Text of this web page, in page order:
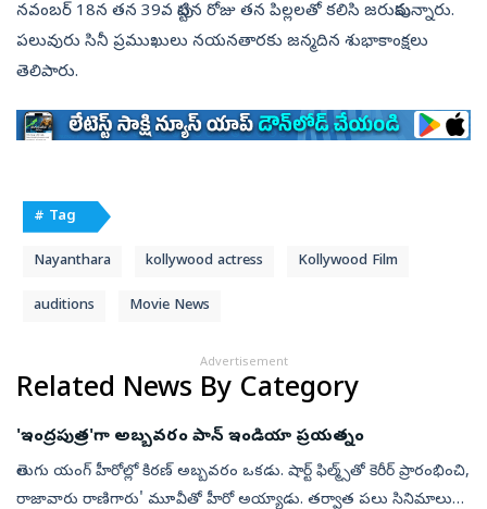
నవంబర్ 18న తన 39వ పుట్టిన రోజు తన పిల్లలతో కలిసి జరుపుకున్నారు.
పలువురు సినీ ప్రముఖులు నయనతారకు జన్మదిన శుభాకాంక్షలు
తెలిపారు.
# Tag
Nayanthara kollywood actress Kollywood Film
auditions Movie News
Advertisement
Related News By Category
'ఇంద్రపుత్ర'గా అబ్బవరం పాన్ ఇండియా ప్రయత్నం
తెలుగు యంగ్ హీరోల్లో కిరణ్ అబ్బవరం ఒకడు. షార్ట్ ఫిల్మ్స్‌తో కెరీర్ ప్రారంభించి,
రాజావారు రాణిగారు' మూవీతో హీరో అయ్యాడు. తర్వాత పలు సినిమాలు